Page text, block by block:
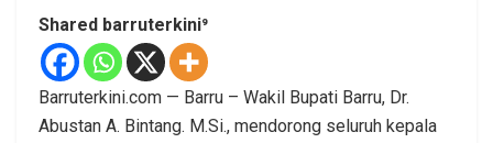
Shared barruterkini⁹
Barruterkini.com — Barru – Wakil Bupati Barru, Dr.
Abustan A. Bintang. M.Si., mendorong seluruh kepala